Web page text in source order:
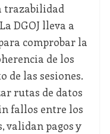
trazabilidad
DGOJ lleva a
comprobar la
de los
de las sesiones.
rutas de datos
fallos entre los
validan pagos y